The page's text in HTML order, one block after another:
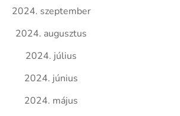
2024. szeptember
2024. augusztus
2024. július
2024. június
2024. május